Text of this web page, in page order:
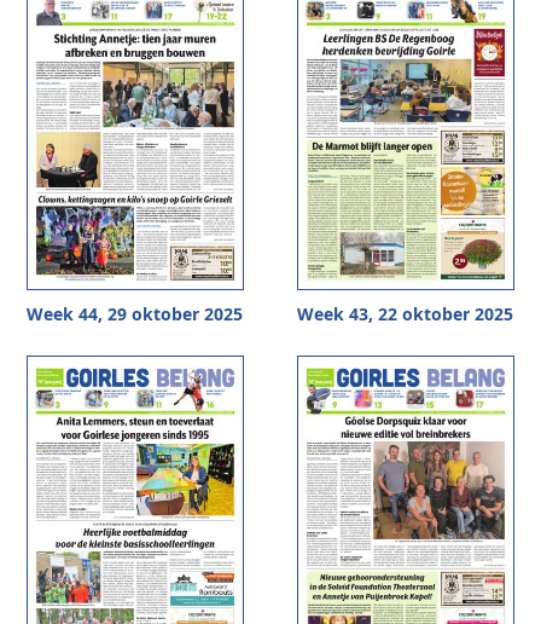
Week 44, 29 oktober 2025 Week 43, 22 oktober 2025